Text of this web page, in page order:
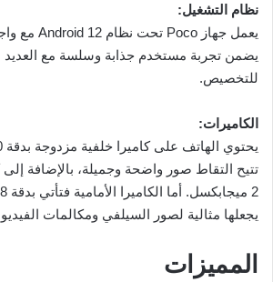
نظام التشغيل:
يضمن تجربة مستخدم جذابة وسلسة مع العديد
للتخصيص.
الكاميرات:
تتيح التقاط صور واضحة وجميلة، بالإضافة
يجعلها مثالية لصور السيلفي ومكالمات
المميزات